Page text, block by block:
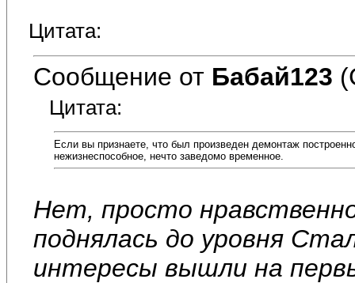
Цитата:
Сообщение от Бабай123
Цитата:
Если вы признаете, что был произведен демонтаж
нежизнеспособное, нечто заведомо временное.
Нет, просто
поднялась до уровня
интересы вышли на